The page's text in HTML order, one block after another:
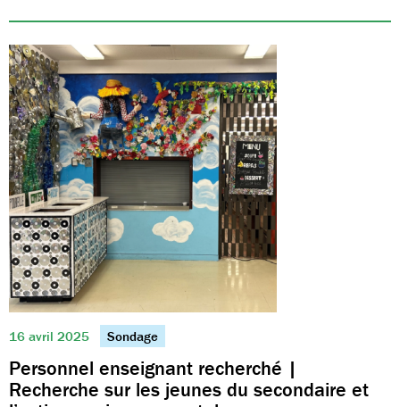
16 avril 2025 Sondage
Personnel enseignant recherché |
Recherche sur les jeunes du secondaire et